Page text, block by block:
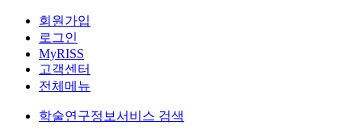
회원가입
로그인
MyRISS
고객센터
전체메뉴
학술연구정보서비스 검색